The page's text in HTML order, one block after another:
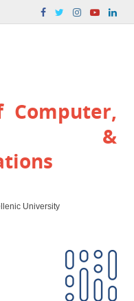
Computer,
&
University